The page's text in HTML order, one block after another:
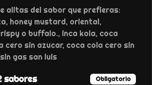
Cuchareable de alfajor
Un clásico coronado con manjar
S/ 18.00
alitas del sabor que prefieras:
honey mustard, oriental,
o buffalo., inca kola, coca
cero sin azucar, coca cola cero sin
gas san luis
sabores Obligatorio